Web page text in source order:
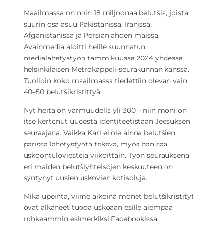
Maailmassa on noin 18 miljoonaa belutšia, joista
suurin osa asuu Pakistanissa, Iranissa,
Afganistanissa ja Persianlahden maissa.
Avainmedia aloitti heille suunnatun
medialähetystyön tammikuussa 2024 yhdessä
helsinkiläisen Metrokappeli-seurakunnan kanssa.
Tuolloin koko maailmassa tiedettiin olevan vain
40–50 belutšikristittyä.
Nyt heitä on varmuudella yli 300 – niin moni on
itse kertonut uudesta identiteetistään Jeesuksen
seuraajana. Vaikka Karl ei ole ainoa belutšien
parissa lähetystyötä tekevä, myös hän saa
uskoontuloviestejä viikoittain. Työn seurauksena
eri maiden belutšiyhteisöjen keskuuteen on
syntynyt uusien uskovien kotisoluja.
Mikä upeinta, viime aikoina monet belutšikristityt
ovat alkaneet tuoda uskoaan esille aiempaa
rohkeammin esimerkiksi Facebookissa.